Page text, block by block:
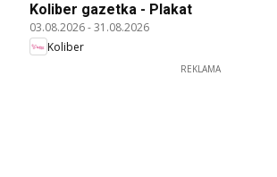
Koliber gazetka - Plakat
03.08.2026-31.08.2026
Koliber
REKLAMA